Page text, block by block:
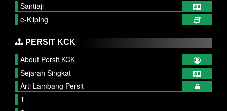
Santiaji
e-Kliping
PERSIT KCK
About Persit KCK
Sejarah Singkat
Arti Lambang Persit
Tupok, Sifat dan Watak